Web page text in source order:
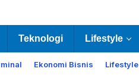
Teknologi Lifestyle
Ekonomi Bisnis Lifestyle